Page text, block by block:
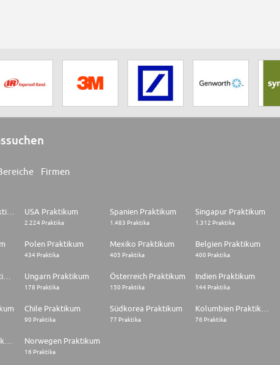
Firmen
USA Praktikum
2.224 Praktika
Spanien Praktikum
1.483 Praktika
Singapur Praktikum
1.312 Praktika
Polen Praktikum
434 Praktika
Mexiko Praktikum
405 Praktika
Belgien Praktikum
400 Praktika
Ungarn Praktikum
178 Praktika
Österreich Praktikum
150 Praktika
Indien Praktikum
144 Praktika
Chile Praktikum
90 Praktika
Südkorea Praktikum
77 Praktika 76 Praktika
Norwegen Praktikum
16 Praktika